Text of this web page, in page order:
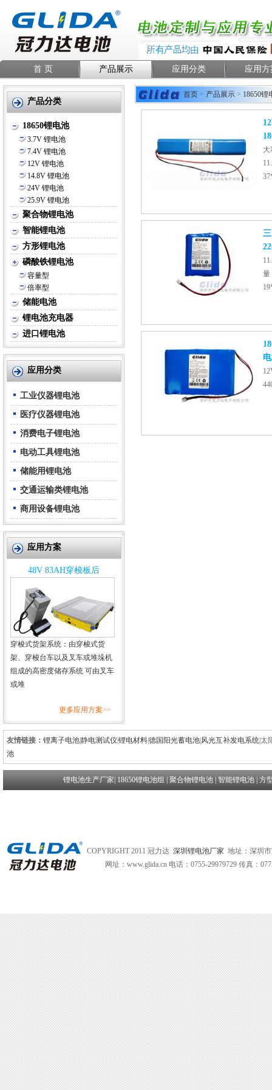
首 页 产品展示 应用分类 应用方
产品分类
18650锂电池
3.7V 锂电池
7.4V 锂电池
12V 锂电池
14.8V 锂电池
24V 锂电池
25.9V 锂电池
聚合物锂电池
智能锂电池
方形锂电池
磷酸铁锂电池
容量型
倍率型
储能电池
锂电池充电器
进口锂电池
应用分类
工业仪器锂电池
医疗仪器锂电池
消费电子锂电池
电动工具锂电池
储能用锂电池
交通运输类锂电池
商用设备锂电池
应用方案
48V 83AH穿梭板后
穿梭式货架系统：由穿梭式货
架、穿梭台车以及叉车或堆垛机
组成的高密度储存系统 可由叉车
或堆
更多应用方案>>
首页 > 产品展示 > 18650锂
量
友情链接： 锂离子电池静电测试仪 锂电材料德国阳光蓄电池 风光互补发电系统 太
池
锂电池生产厂家 18650锂电池组 聚合物锂电池| 智能锂电池| 方
COPYRIGHT 2011 冠力达 深圳锂电池厂家 地址：深圳
网址：www.glida.cn 电话：0755-29979729 传真：